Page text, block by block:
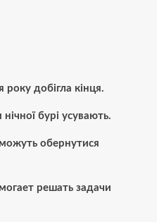
року добігла кінця.
бурі усувають.
обернутися
решать задачи